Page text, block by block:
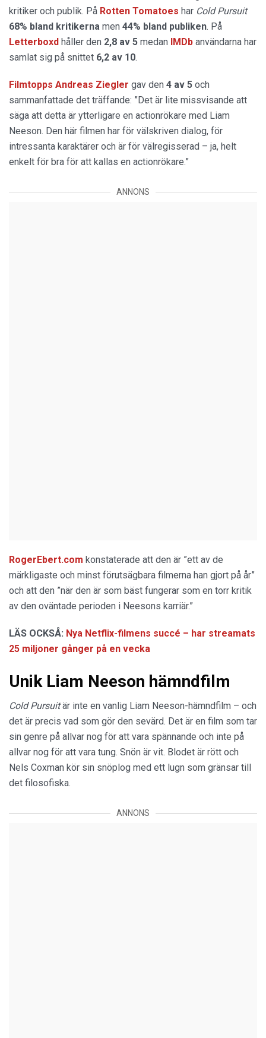
kritiker och publik. På Rotten Tomatoes har Cold Pursuit
68% bland kritikerna men 44% bland publiken. På
Letterboxd håller den 2,8 av 5 medan IMDb användarna har
samlat sig på snittet 6,2 av 10.
Filmtopps Andreas Ziegler gav den 4 av 5 och
sammanfattade det träffande: ”Det är lite missvisande att
säga att detta är ytterligare en actionrökare med Liam
Neeson. Den här filmen har för välskriven dialog, för
intressanta karaktärer och är för välregisserad – ja, helt
enkelt för bra för att kallas en actionrökare.”
ANNONS
RogerEbert.com konstaterade att den är ”ett av de
märkligaste och minst förutsägbara filmerna han gjort på år”
och att den ”när den är som bäst fungerar som en torr kritik
av den oväntade perioden i Neesons karriär.”
LÄS OCKSÅ: Nya Netflix-filmens succé – har streamats
25 miljoner gånger på en vecka
Unik Liam Neeson hämndfilm
Cold Pursuitär inte en vanlig Liam Neeson-hämndfilm – och
det är precis vad som gör den sevärd. Det är en film som tar
sin genre på allvar nog för att vara spännande och inte på
allvar nog för att vara tung. Snön är vit. Blodet är rött och
Nels Coxman kör sin snöplog med ett lugn som gränsar till
det filosofiska.
ANNONS